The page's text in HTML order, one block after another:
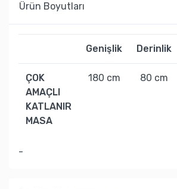
Ürün Boyutları
Genişlik Derinlik
ÇOK
AMAÇLI
KATLANIR
MASA
180 cm 80 cm
-